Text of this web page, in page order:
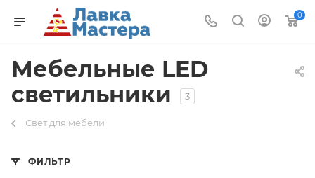
0
Мебельные LED
светильники
3
Свет для мебели
ФИЛЬТР